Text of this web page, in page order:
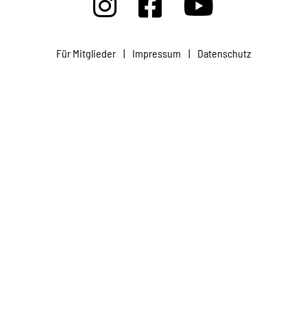
Projekte
Für Mitglieder | Impressum | Datenschutz